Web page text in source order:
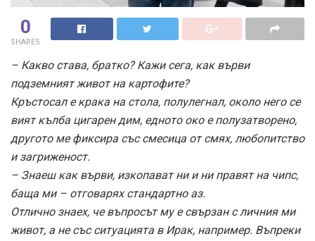
0
SHARES
– Какво става, братко? Кажи сега, как върви
подземният живот на картофите?
Кръстосал е крака на стола, полулегнал, около него се
вият кълба цигарен дим, едното око е полузатворено,
другото ме фиксира със смесица от смях, любопитство
и загриженост.
– Знаеш как върви, изкопават ни и ни правят на чипс,
баща ми – отговарях стандартно аз.
Отлично знаех, че въпросът му е свързан с личния ми
живот, а не със ситуацията в Ирак, например. Въпреки